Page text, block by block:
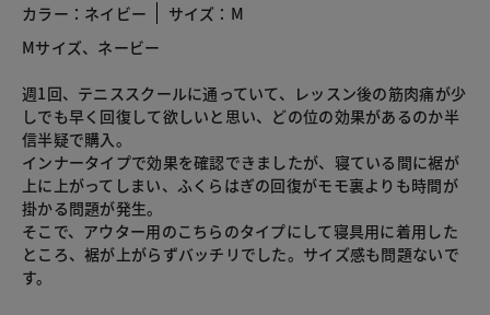
カラー：ネイビー
サイズ：M
Mサイズ、ネービー
週1回、テニススクールに通っていて、レッスン後の筋肉痛が少
しでも早く回復して欲しいと思い、どの位の効果があるのか半
信半疑で購入。
インナータイプで効果を確認できましたが、寝ている間に裾が
上に上がってしまい、ふくらはぎの回復がモモ裏よりも時間が
掛かる問題が発生。
そこで、アウター用のこちらのタイプにして寝具用に着用した
ところ、裾が上がらずバッチリでした。サイズ感も問題ないで
す。